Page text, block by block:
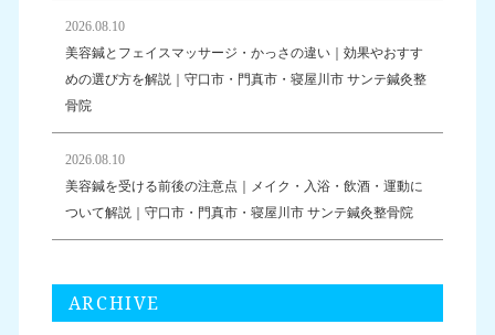
2026.08.10
美容鍼とフェイスマッサージ・かっさの違い｜効果やおすす
めの選び方を解説｜守口市・門真市・寝屋川市 サンテ鍼灸整
骨院
2026.08.10
美容鍼を受ける前後の注意点｜メイク・入浴・飲酒・運動に
ついて解説｜守口市・門真市・寝屋川市 サンテ鍼灸整骨院
ARCHIVE